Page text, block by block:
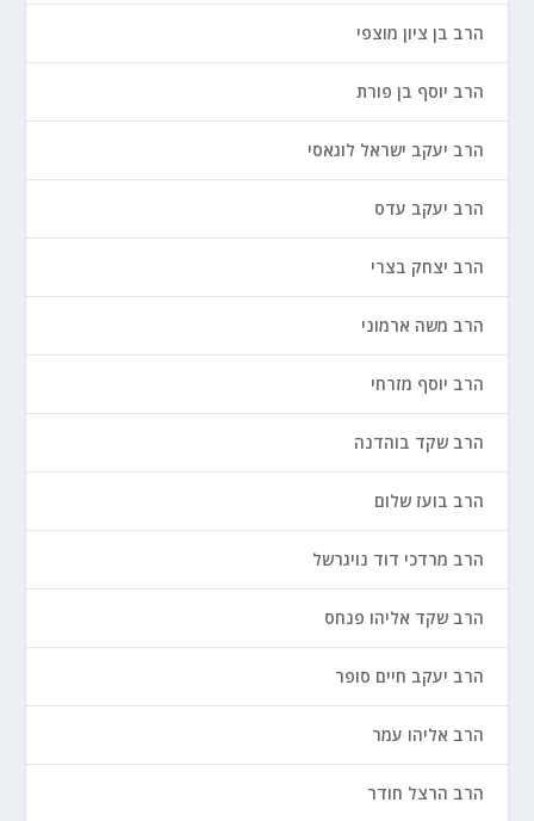
הרב בן ציון מוצפי
הרב יוסף בן פורת
הרב יעקב ישראל לוגאסי
הרב יעקב עדס
הרב יצחק בצרי
הרב משה ארמוני
הרב יוסף מזרחי
הרב שקד בוהדנה
הרב בועז שלום
הרב מרדכי דוד נויגרשל
הרב שקד אליהו פנחס
הרב יעקב חיים סופר
הרב אליהו עמר
הרב הרצל חודר